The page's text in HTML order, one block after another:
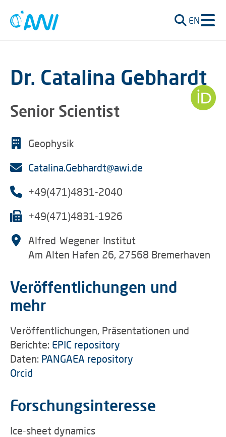
EN
Dr. Catalina Gebhardt
Senior Scientist
Geophysik
Catalina.Gebhardt@awi.de
+49(471)4831-2040
+49(471)4831-1926
Alfred-Wegener-Institut
Am Alten Hafen 26, 27568 Bremerhaven
Veröffentlichungen und
mehr
Veröffentlichungen, Präsentationen und
Berichte: EPIC repository
Daten: PANGAEA repository
Orcid
Forschungsinteresse
Ice-sheet dynamics